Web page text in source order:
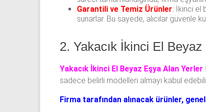
Garantili ve Temiz Ürünler: İkinci el
sunarlar. Bu sayede, alıcılar güvenle
2. Yakacık İkinci El
Yakacık İkinci El Beyaz Eşya Alan Yerler
sadece belirli modelleri almayı kabul
Firma tarafından alınacak ürünler,